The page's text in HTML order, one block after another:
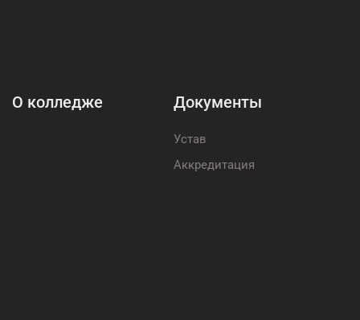
О колледже Документы
Устав
Аккредитация